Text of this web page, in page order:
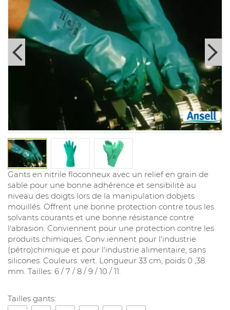
Gants en nitrile floconneux avec un relief en grain de
sable pour une bonne adhérence et sensibilité au
niveau des doigts lors de la manipulation dobjets
mouillés. Offrent une bonne protection contre tous les
solvants courants et une bonne résistance contre
l'abrasion. Conviennent pour une protection contre les
produits chimiques. Conv iennent pour l'industrie
(pétro)chimique et pour l'industrie alimentaire, sans
silicones. Couleurs: vert. Longueur 33 cm, poids 0 ,38
mm. Tailles: 6 / 7 / 8 / 9 / 10 / 11.
Tailles gants: